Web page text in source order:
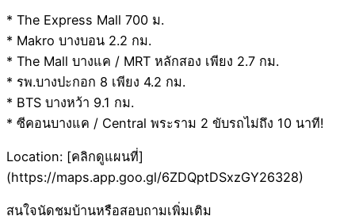
* The Express Mall 700 ม.
* Makro บางบอน 2.2 กม.
* The Mall บางแค / MRT หลักสอง เพียง 2.7 กม.
* รพ.บางปะกอก 8 เพียง 4.2 กม.
* BTS บางหว้า 9.1 กม.
* ซีคอนบางแค / Central พระราม 2 ขับรถไม่ถึง 10 นาที!
Location: [คลิกดูแผนที่]
(https://maps.app.goo.gl/6ZDQptDSxzGY26328)
สนใจนัดชมบ้านหรือสอบถามเพิ่มเติม